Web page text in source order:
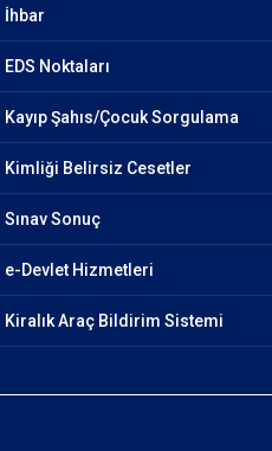
İhbar
EDS Noktaları
Kayıp Şahıs/Çocuk Sorgulama
Kimliği Belirsiz Cesetler
Sınav Sonuç
e-Devlet Hizmetleri
Kiralık Araç Bildirim Sistemi